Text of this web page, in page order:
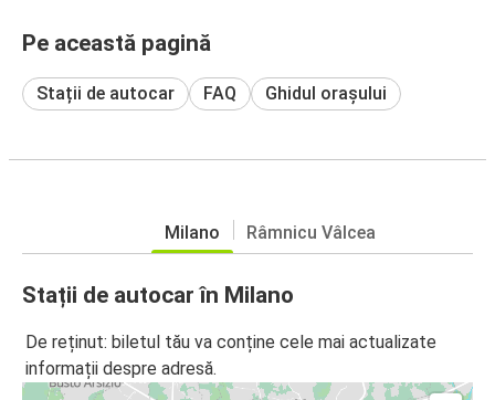
Pe această pagină
Stații de autocar FAQ Ghidul orașului
Milano Râmnicu Vâlcea
Stații de autocar în Milano
De reținut: biletul tău va conține cele mai actualizate
informații despre adresă.